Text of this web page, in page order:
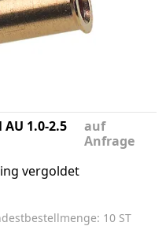
AU 1.0-2.5
vergoldet
auf
Anfrage
10 ST